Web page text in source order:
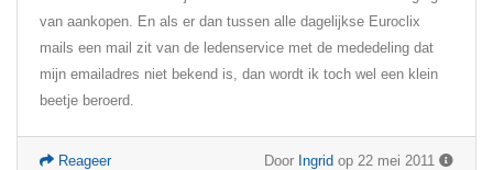
van aankopen. En als er dan tussen alle dagelijkse Euroclix
mails een mail zit van de ledenservice met de mededeling dat
mijn emailadres niet bekend is, dan wordt ik toch wel een klein
beetje beroerd.
Door Ingrid op 22 mei 2011
Reageer